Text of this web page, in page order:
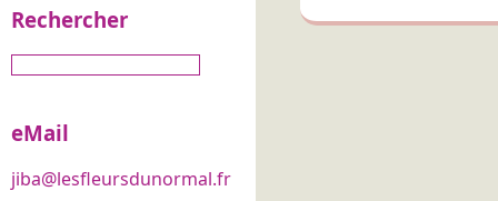
Rechercher
eMail
jiba@lesfleursdunormal.fr